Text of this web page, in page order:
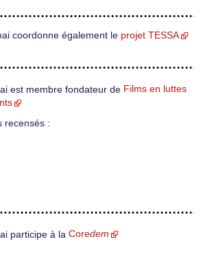
coordonne également le projet TESSA
est membre fondateur de Films en luttes
recensés :
participe à la Coredem